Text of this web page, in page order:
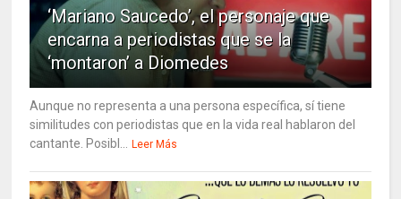
‘Mariano Saucedo’, el personaje que
encarna a periodistas que se la
‘montaron’ a Diomedes
Aunque no representa a una persona específica, sí tiene
similitudes con periodistas que en la vida real hablaron del
cantante. Posibl...
Leer Más